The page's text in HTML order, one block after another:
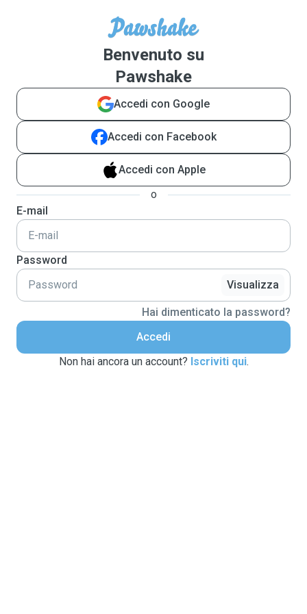
Benvenuto su
Pawshake
Accedi con Google
Accedi con Facebook
Accedi con Apple
o
E-mail
Password
Visualizza
Hai dimenticato la password?
Accedi
Non hai ancora un account? Iscriviti qui.